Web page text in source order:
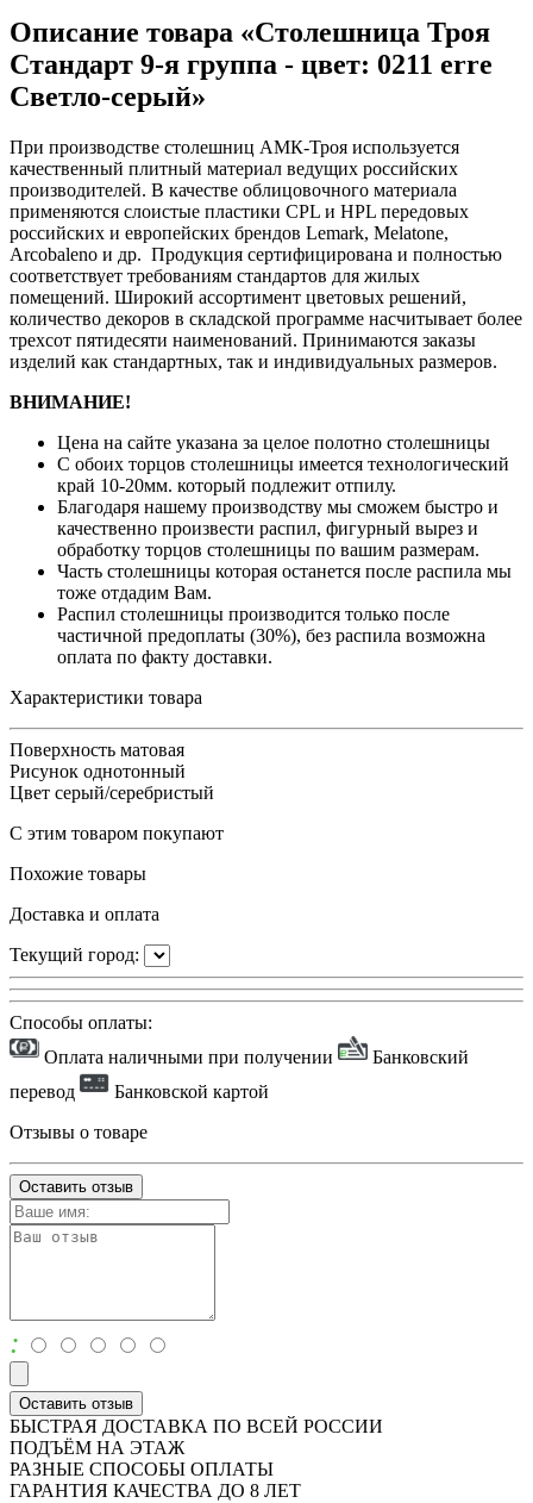
Описание товара «Столешница Троя
Стандарт 9-я группа - цвет: 0211 erre
Светло-серый»
При производстве столешниц АМК-Троя используется
качественный плитный материал ведущих российских
производителей. В качестве облицовочного материала
применяются слоистые пластики CPL и HPL передовых
российских и европейских брендов Lemark, Melatone,
Arcobaleno и др. Продукция сертифицирована и полностью
соответствует требованиям стандартов для жилых
помещений. Широкий ассортимент цветовых решений,
количество декоров в складской программе насчитывает более
трехсот пятидесяти наименований. Принимаются заказы
изделий как стандартных, так и индивидуальных размеров.
ВНИМАНИЕ!
Цена на сайте указана за целое полотно столешницы
С обоих торцов столешницы имеется технологический
край 10-20мм. который подлежит отпилу.
Благодаря нашему производству мы сможем быстро и
качественно произвести распил, фигурный вырез и
обработку торцов столешницы по вашим размерам.
Часть столешницы которая останется после распила мы
тоже отдадим Вам.
Распил столешницы производится только после
частичной предоплаты (30%), без распила возможна
оплата по факту доставки.
Характеристики товара
Поверхность матовая
Рисунок однотонный
Цвет серый/серебристый
С этим товаром покупают
Похожие товары
Доставка и оплата
Текущий город:
Способы оплаты:
Оплата наличными при получении
Банковский
перевод
Банковской картой
Отзывы о товаре
Оставить отзыв
:
Оставить отзыв
БЫСТРАЯ ДОСТАВКА ПО ВСЕЙ РОССИИ
ПОДЪЁМ НА ЭТАЖ
РАЗНЫЕ СПОСОБЫ ОПЛАТЫ
ГАРАНТИЯ КАЧЕСТВА ДО 8 ЛЕТ